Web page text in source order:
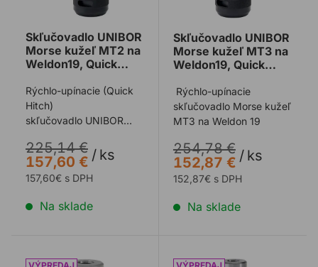
Skľučovadlo UNIBOR
Morse kužeľ MT2 na
Weldon19, Quick
Rýchlo-upínacie (Quick
Hitch)
skľučovadlo UNIBOR
Weldon 19
225,14 €
157,60 € / ks
157,60€ s DPH
Na sklade
Skľučovadlo UNIBOR
Morse kužeľ MT3 na
Weldon19, Quick
Rýchlo-upínacie
skľučovadlo Morse kužeľ
MT3 na Weldon 19
254,78 €
152,87 € / ks
152,87€ s DPH
Na sklade
Predĺženie UNIBOR Weldon19 1" (25,4mm)
Predĺženie UNIBOR